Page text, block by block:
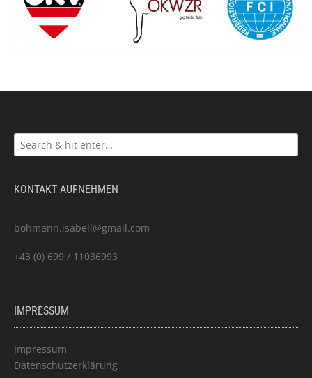
KONTAKT AUFNEHMEN
bohmann.isabell@gmail.com
+43 (0) 699 / 11036993
IMPRESSUM
Impressum
Datenschutzerklärung